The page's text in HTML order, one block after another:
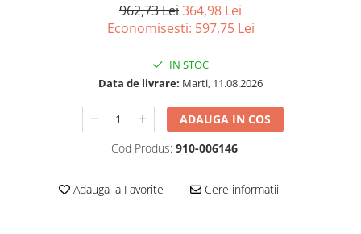
Consumabile & Filamente 3D
Imprimante Large Format Printer
Accesorii Large Format
962,73 Lei364,98 Lei
Economisesti: 597,75 Lei
IN STOC
Data de livrare: Marti, 11.08.2026
ADAUGA IN COS
Cod Produs: 910-006146
Adauga la Favorite Cere informatii